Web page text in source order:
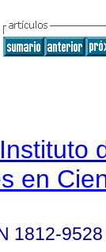
en
1812-9528